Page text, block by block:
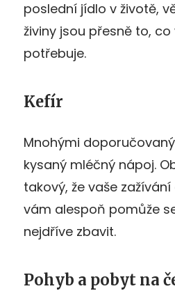
poslední jídlo v životě,
živiny jsou přesně to,
potřebuje.
Kefír
Mnohými
kysaný mléčný nápoj.
takový, že vaše
vám alespoň pomůže
nejdříve zbavit.
Pohyb a pobyt na